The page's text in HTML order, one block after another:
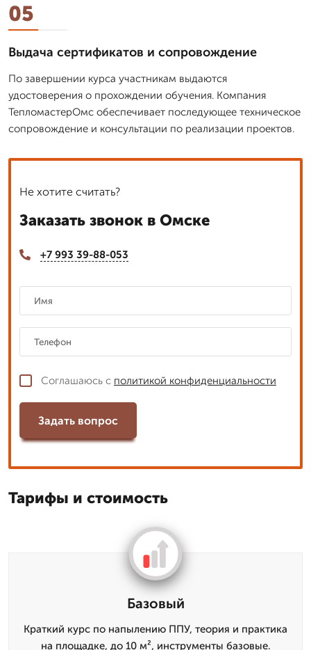
05
Выдача сертификатов и сопровождение
По завершении курса участникам выдаются
удостоверения о прохождении обучения. Компания
ТепломастерОмс обеспечивает последующее техническое
сопровождение и консультации по реализации проектов.
Не хотите считать?
Заказать звонок в Омске
+7 993 39-88-053
Соглашаюсь с политикой конфиденциальности
Задать вопрос
Тарифы и стоимость
Базовый
Краткий курс по напылению ППУ, теория и практика
на площадке, до 10 м², инструменты базовые.